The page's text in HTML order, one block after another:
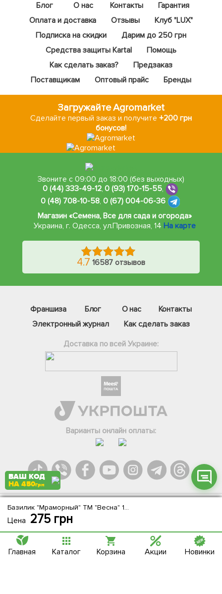
Блог О нас Контакты
Гарантия
Оплата и доставка
Отзывы
Клуб "LUX"
Подписка на скидки
Дарим до 250 грн
Средства защиты Kartal
Помощь
Как сделать заказ?
Предзаказ
Поставщикам
Оптовый прайс Бренды
Базилик "Мраморный" ТМ "Весна" 100г
Цена 275грн
Загружайте Agromarket
Сделайте первый заказ и получите +200 грн
бонусов!
Звоните с 09:00 до 18:00 (без выходных)
0 (44) 333-49-12,0 (93) 170-15-55,
0 (48) 708-10-58, 0 (67) 004-06-36
Магазин «Семена, Все для сада и огорода»
Украина, г. Одесса, ул.Привозная, 14 На карте
4.7 16587 отзывов
Франшиза Блог О нас
Контакты
Электронный журнал
Как сделать заказ
Доставка по всей Украине:
Варианты онлайн оплаты:
Agromarket.Copyright © 2013-2026. Все права защищены
Інстаграм
Онлайн чат
ВАШ КОД
НА 450грн
Главная Каталог Корзина Акции Новинки